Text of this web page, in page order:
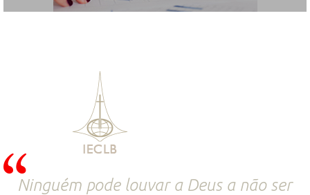
Ninguém pode louvar a Deus a não ser